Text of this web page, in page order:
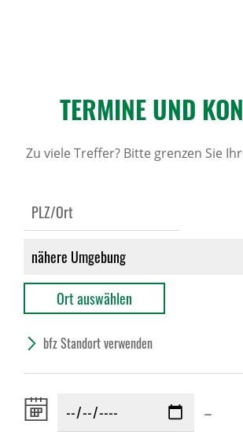
TERMINE UND
Zu viele Treffer? Bitte grenzen Sie
bfz Standort verwenden
Zeitraum
von:
–